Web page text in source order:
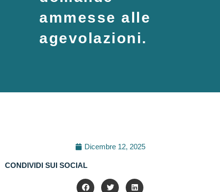
ammesse alle
agevolazioni.
Dicembre 12, 2025
CONDIVIDI SUI SOCIAL